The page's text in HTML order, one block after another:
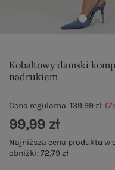
Kobaltowy damski
nadrukiem
Cena regularna:139,99 zł
99,99 zł
Najniższa cena produktu w
obniżki:72,79 zł